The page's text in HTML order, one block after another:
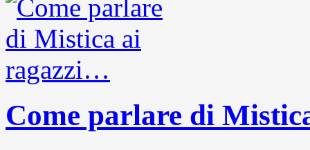
Come parlare di